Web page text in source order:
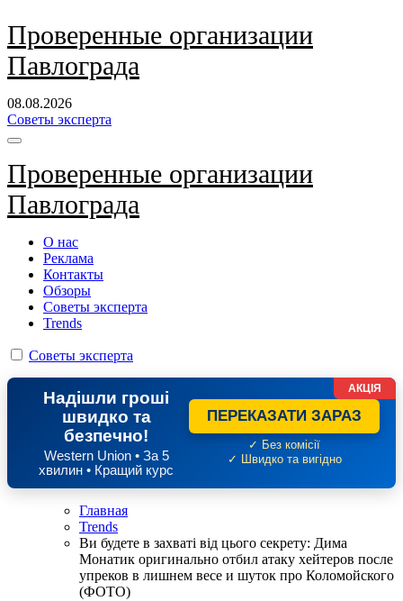
Перейти
к
содержанию
Проверенные организации
Павлограда
08.08.2026
Советы эксперта
Проверенные организации
Павлограда
О нас
Реклама
Контакты
Обзоры
Советы эксперта
Trends
Советы эксперта
Надішли гроші
швидко та
безпечно!
Western Union • За 5
хвилин • Кращий курс
ПЕРЕКАЗАТИ ЗАРАЗ
✓ Без комісії
✓ Швидко та вигідно
АКЦІЯ
Главная
Trends
Ви будете в захваті від цього секрету: Дима
Монатик оригинально отбил атаку хейтеров после
упреков в лишнем весе и шуток про Коломойского
(ФОТО)